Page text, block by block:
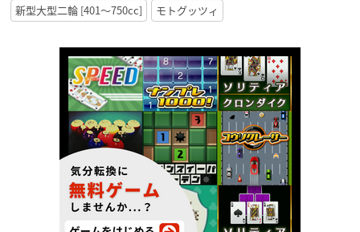
新型大型二輪 [401〜750cc]
モトグッツィ